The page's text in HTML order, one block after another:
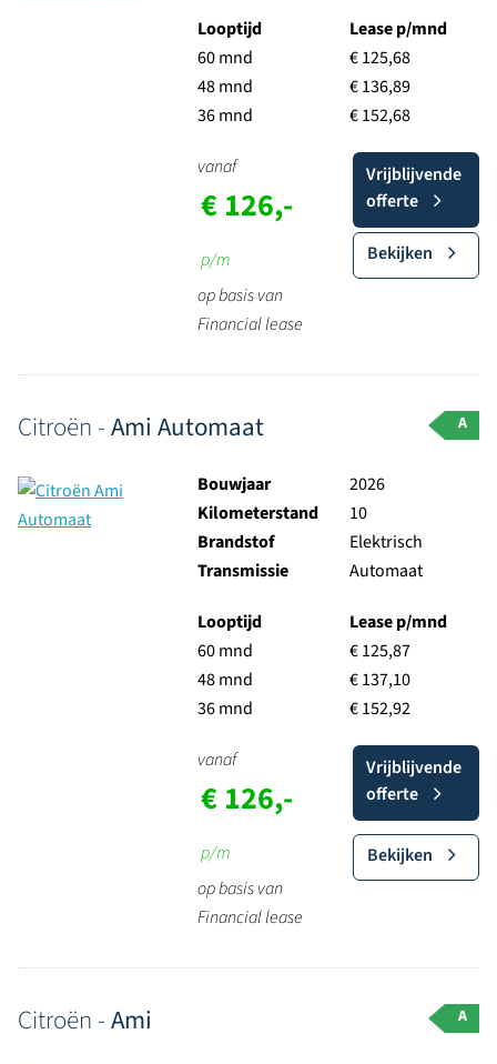
Looptijd
60 mnd
48 mnd
36 mnd
Lease p/mnd
€ 125,68
€ 136,89
€ 152,68
vanaf
€ 126,-
p/m
op basis van
Financial lease
Vrijblijvende
offerte
Bekijken
Citroën -Ami Automaat A
Bouwjaar
2026
Kilometerstand
10
Brandstof
Elektrisch
Transmissie
Automaat
Looptijd
60 mnd
48 mnd
36 mnd
Lease p/mnd
€ 125,87
€ 137,10
€ 152,92
vanaf
€ 126,-
p/m
op basis van
Financial lease
Vrijblijvende
offerte
Bekijken
Citroën -Ami A